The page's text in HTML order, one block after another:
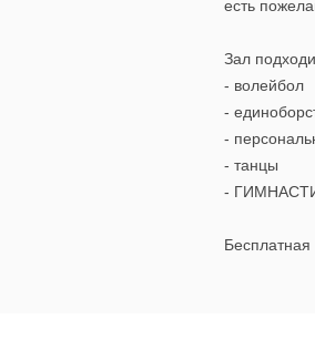
есть
Зал
- волейбол
-
-
- танцы
-
Бесплатная